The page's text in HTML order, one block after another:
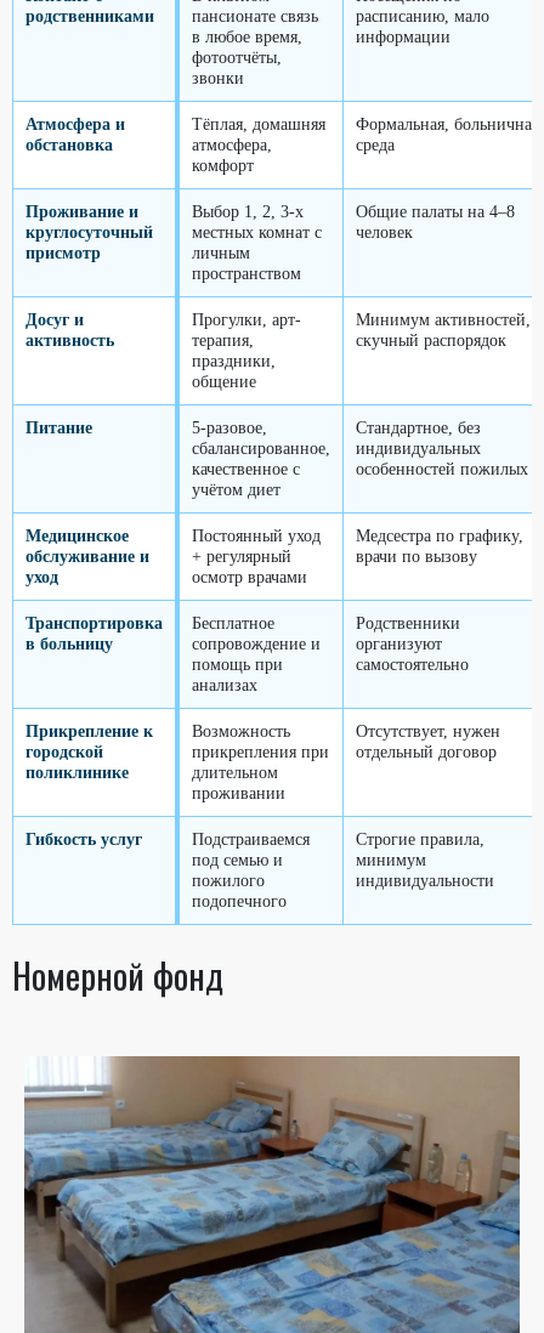
родственниками
пансионате связь
в любое время,
фотоотчёты,
звонки
расписанию, мало
информации
Атмосфера и
обстановка
Тёплая, домашняя
атмосфера,
комфорт
Формальная, больничная
среда
Проживание и
круглосуточный
присмотр
Выбор 1, 2, 3-х
местных комнат с
личным
пространством
Общие палаты на 4–8
человек
Досуг и
активность
Прогулки, арт-
терапия,
праздники,
общение
Минимум активностей,
скучный распорядок
Питание
5-разовое,
сбалансированное,
качественное с
учётом диет
Стандартное, без
индивидуальных
особенностей пожилых
Медицинское
обслуживание и
уход
Постоянный уход
+ регулярный
осмотр врачами
Медсестра по графику,
врачи по вызову
Транспортировка
в больницу
Бесплатное
сопровождение и
помощь при
анализах
Родственники
организуют
самостоятельно
Прикрепление к
городской
поликлинике
Возможность
прикрепления при
длительном
проживании
Отсутствует, нужен
отдельный договор
Гибкость услуг
Подстраиваемся
под семью и
пожилого
подопечного
Строгие правила,
минимум
индивидуальности
Номерной фонд